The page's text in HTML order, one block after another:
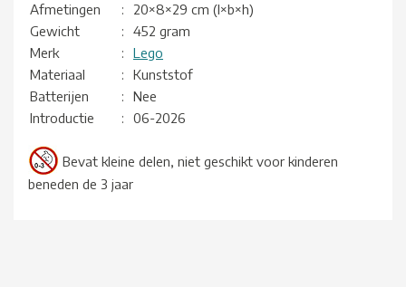
Afmetingen
:
20×8×29 cm (l×b×h)
Gewicht
:
452 gram
Merk
:
Lego
Materiaal
:
Kunststof
Batterijen
:
Nee
Introductie
: 06-2026
Bevat kleine delen, niet geschikt voor kinderen
beneden de 3 jaar